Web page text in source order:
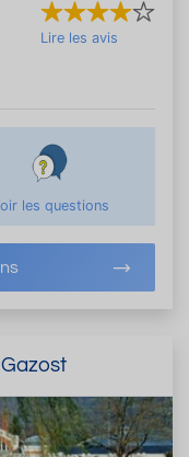
Lire les avis
les questions